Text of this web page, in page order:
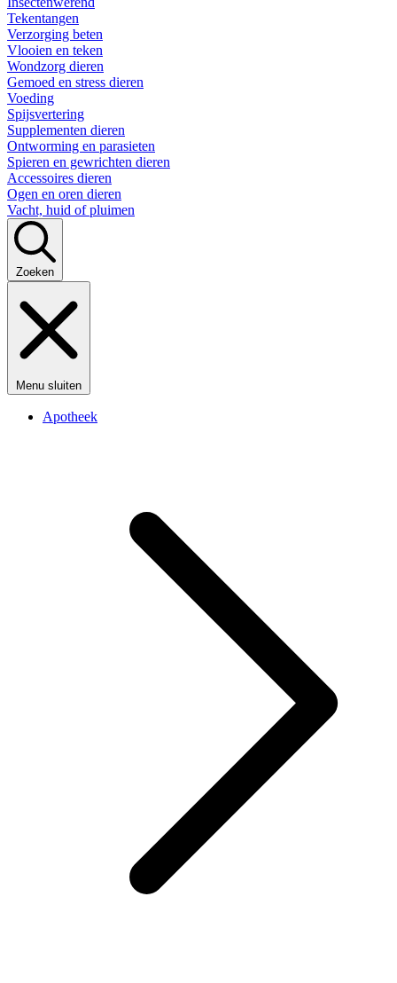
Tekentangen
Verzorging beten
Vlooien en teken
Wondzorg dieren
Gemoed en stress dieren
Voeding
Spijsvertering
Supplementen dieren
Ontworming en parasieten
Spieren en gewrichten dieren
Accessoires dieren
Ogen en oren dieren
Vacht, huid of pluimen
Zoeken
Menu sluiten
Apotheek